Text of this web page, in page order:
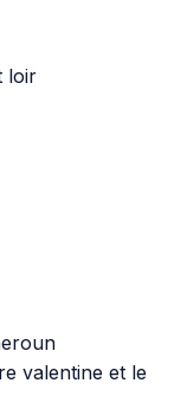
loir
valentine et le